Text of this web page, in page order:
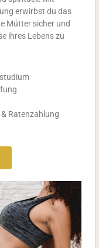
erwirbst du das
Mütter sicher und
ihres Lebens zu
Ratenzahlung